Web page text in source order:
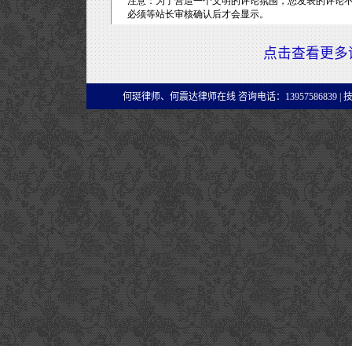
点击查看更多
何珽律师、何震达律师在线 咨询电话：13957586839 |